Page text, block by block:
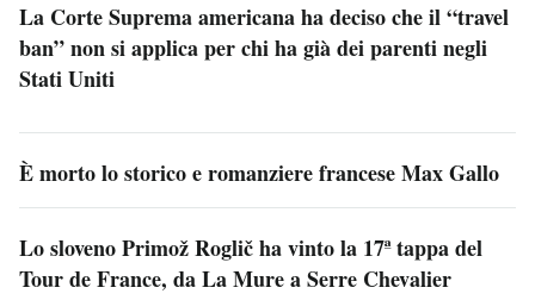
La Corte Suprema americana ha deciso che il “travel
ban” non si applica per chi ha già dei parenti negli
Stati Uniti
È morto lo storico e romanziere francese Max Gallo
Lo sloveno Primož Roglič ha vinto la 17ª tappa del
Tour de France, da La Mure a Serre Chevalier